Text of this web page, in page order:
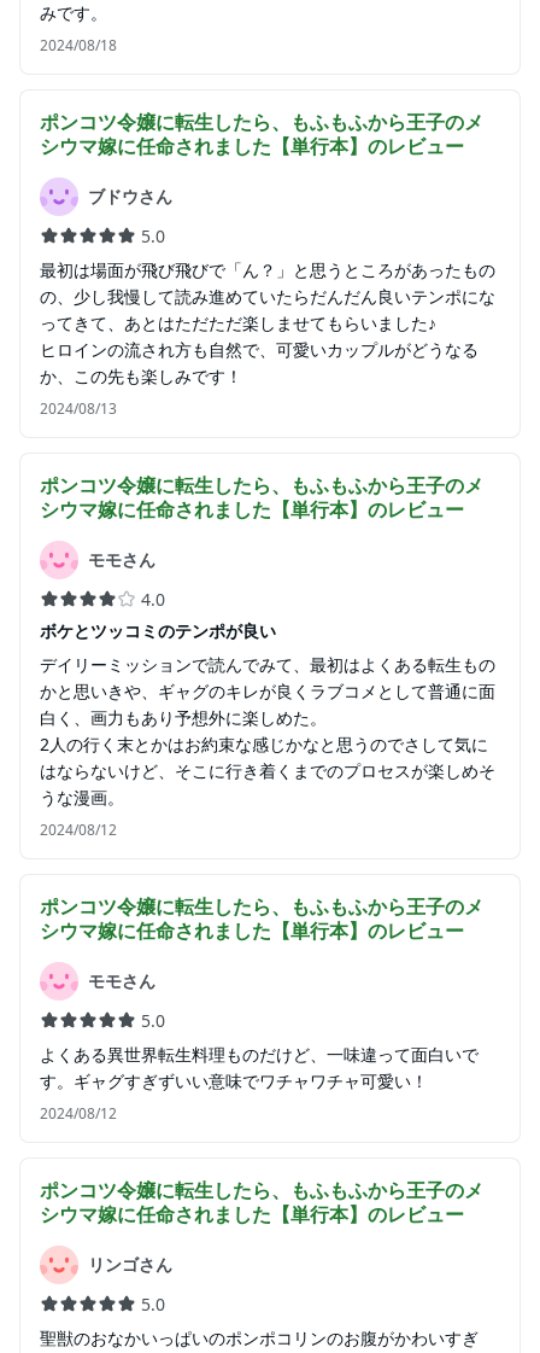
みです。
2024/08/18
ポンコツ令嬢に転生したら、もふもふから王子のメ
シウマ嫁に任命されました【単行本】 のレビュー
ブドウさん
5.0
最初は場面が飛び飛びで「ん？」と思うところがあったもの
の、少し我慢して読み進めていたらだんだん良いテンポにな
ってきて、あとはただただ楽しませてもらいました♪
ヒロインの流され方も自然で、可愛いカップルがどうなる
か、この先も楽しみです！
2024/08/13
ポンコツ令嬢に転生したら、もふもふから王子のメ
シウマ嫁に任命されました【単行本】 のレビュー
モモさん
4.0
ボケとツッコミのテンポが良い
デイリーミッションで読んでみて、最初はよくある転生もの
かと思いきや、ギャグのキレが良くラブコメとして普通に面
白く、画力もあり予想外に楽しめた。
2人の行く末とかはお約束な感じかなと思うのでさして気に
はならないけど、そこに行き着くまでのプロセスが楽しめそ
うな漫画。
2024/08/12
ポンコツ令嬢に転生したら、もふもふから王子のメ
シウマ嫁に任命されました【単行本】 のレビュー
モモさん
5.0
よくある異世界転生料理ものだけど、一味違って面白いで
す。ギャグすぎずいい意味でワチャワチャ可愛い！
2024/08/12
ポンコツ令嬢に転生したら、もふもふから王子のメ
シウマ嫁に任命されました【単行本】 のレビュー
リンゴさん
5.0
聖獣のおなかいっぱいのポンポコリンのお腹がかわいすぎ